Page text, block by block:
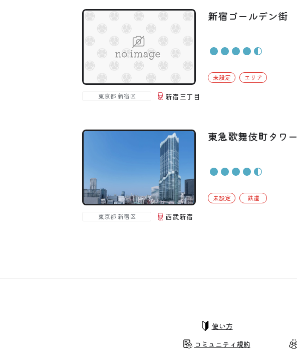
新宿ゴールデン街
未設定 エリア
東京都 新宿区 新宿三丁目
東急歌舞伎町タワー
未設定 鉄道
東京都 新宿区 西武新宿
使い方
コミュニティ規約